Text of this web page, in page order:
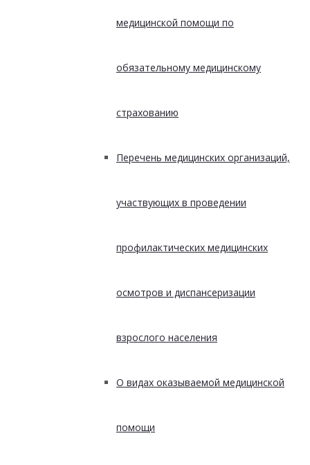
медицинской помощи по
обязательному медицинскому
страхованию
Перечень медицинских организаций,
участвующих в проведении
профилактических медицинских
осмотров и диспансеризации
взрослого населения
О видах оказываемой медицинской
помощи